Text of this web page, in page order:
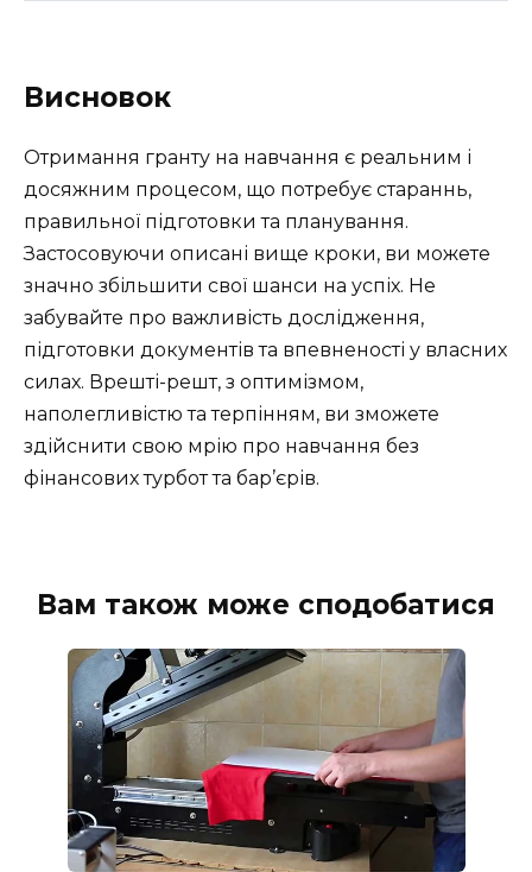
Висновок
Отримання гранту на навчання є реальним і
досяжним процесом, що потребує стараннь,
правильної підготовки та планування.
Застосовуючи описані вище кроки, ви можете
значно збільшити свої шанси на успіх. Не
забувайте про важливість дослідження,
підготовки документів та впевненості у власних
силах. Врешті-решт, з оптимізмом,
наполегливістю та терпінням, ви зможете
здійснити свою мрію про навчання без
фінансових турбот та бар’єрів.
Вам також може сподобатися